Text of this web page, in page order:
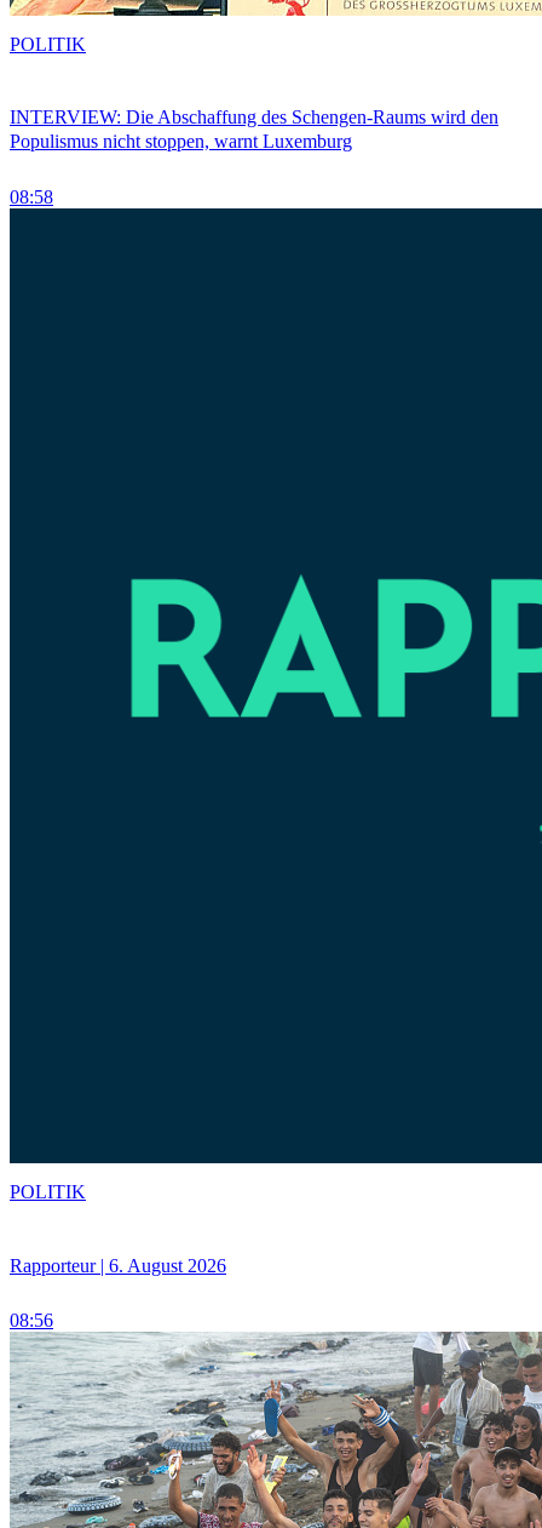
INTERVIEW: Die Abschaffung des Schengen-Raums wird den
Populismus nicht stoppen, warnt Luxemburg
08:58
POLITIK
Rapporteur | 6. August 2026
08:56
POLITIK